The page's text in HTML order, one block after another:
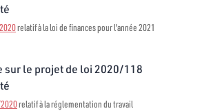
relatif à la loi de finances pour l'année 2021
sur le projet de loi 2020/118
relatif à la réglementation du travail